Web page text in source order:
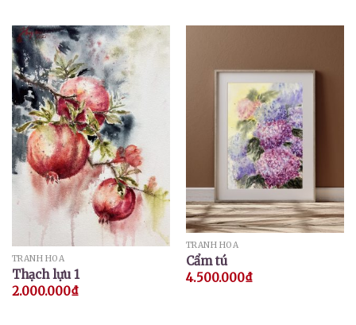
TRANH HOA
Thạch lựu 1
2.000.000₫
TRANH HOA
Cẩm tú
4.500.000₫